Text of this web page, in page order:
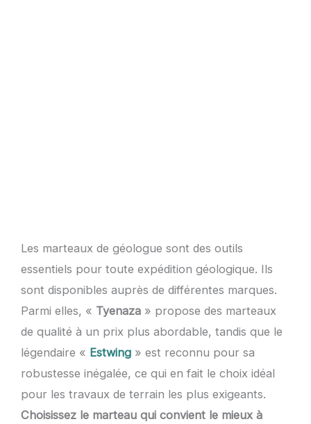
Les marteaux de géologue sont des outils
essentiels pour toute expédition géologique. Ils
sont disponibles auprès de différentes marques.
Parmi elles, « Tyenaza » propose des marteaux
de qualité à un prix plus abordable, tandis que le
légendaire « Estwing » est reconnu pour sa
robustesse inégalée, ce qui en fait le choix idéal
pour les travaux de terrain les plus exigeants.
Choisissez le marteau qui convient le mieux à